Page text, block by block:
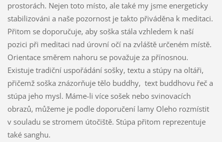
prostorách. Nejen toto místo, ale také my jsme energeticky
stabilizováni a naše pozornost je takto přiváděna k meditaci.
Přitom se doporučuje, aby soška stála vzhledem k naší
pozici při meditaci nad úrovní očí na zvláště určeném místě.
Orientace směrem nahoru se považuje za přínosnou.
Existuje tradiční uspořádání sošky, textu a stúpy na oltáři,
přičemž soška znázorňuje tělo buddhy, text buddhovu řeč a
stúpa jeho mysl. Máme-li více sošek nebo svinovacích
obrazů, můžeme je podle doporučení lamy Oleho rozmístit
v souladu se stromem útočiště. Stúpa přitom reprezentuje
také sanghu.